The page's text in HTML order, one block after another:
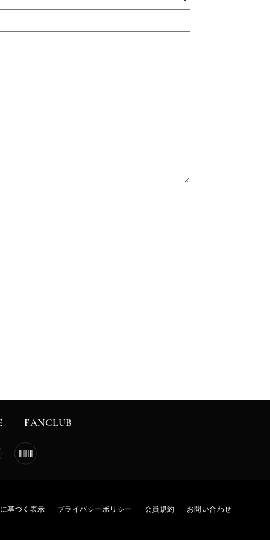
FANCLUB
基づく表示 プライバシーポリシー 会員規約 お問い合わせ